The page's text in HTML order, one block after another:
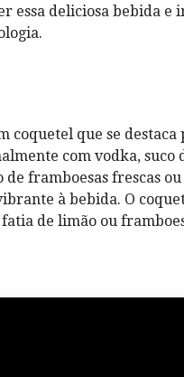
essa deliciosa bebida e
coquetel que se
com vodka, suco
de framboesas frescas
à bebida. O
de limão ou